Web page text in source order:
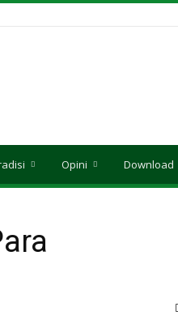
Opini Download